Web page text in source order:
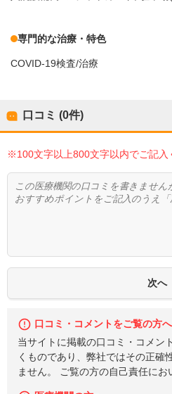
専門的な治療・特色
COVID-19検査/治療
口コミ (0件)
※100文字以上800文字以内でご記入
口コミ・コメントをご覧の方へ
当サイトに掲載の口コミ・コメン
くものであり、弊社ではその正確
ません。 ご覧の方の自己責任にお